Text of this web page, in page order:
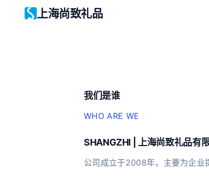
上海尚致礼品
我们是谁
WHO ARE WE
SHANGZHI | 上海尚致礼品有
公司成立于2008年，主要为企业